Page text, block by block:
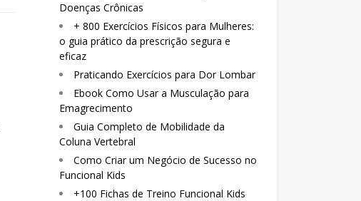
Doenças Crônicas
+ 800 Exercícios Físicos para Mulheres:
o guia prático da prescrição segura e
eficaz
Praticando Exercícios para Dor Lombar
Ebook Como Usar a Musculação para
Emagrecimento
Guia Completo de Mobilidade da
Coluna Vertebral
Como Criar um Negócio de Sucesso no
Funcional Kids
+100 Fichas de Treino Funcional Kids